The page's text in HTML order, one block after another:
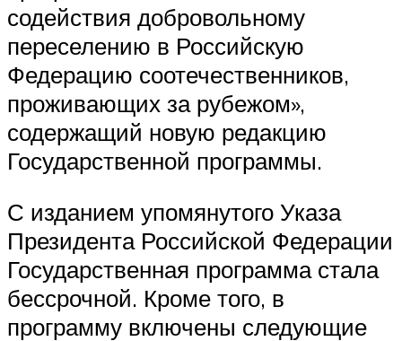
содействия добровольному
переселению в Российскую
Федерацию соотечественников,
проживающих за рубежом»,
содержащий новую редакцию
Государственной программы.
С изданием упомянутого Указа
Президента Российской Федерации
Государственная программа стала
бессрочной. Кроме того, в
программу включены следующие